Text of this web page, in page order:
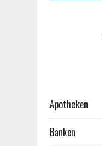
Apotheken
Banken